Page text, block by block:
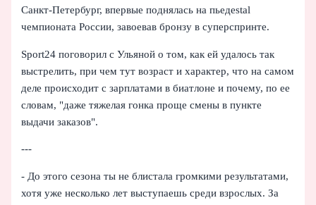
Санкт‑Петербург, впервые поднялась на пьедestal
чемпионата России, завоевав бронзу в суперспринте.
Sport24 поговорил с Ульяной о том, как ей удалось так
выстрелить, при чем тут возраст и характер, что на самом
деле происходит с зарплатами в биатлоне и почему, по ее
словам, "даже тяжелая гонка проще смены в пункте
выдачи заказов".
---
- До этого сезона ты не блистала громкими результатами,
хотя уже несколько лет выступаешь среди взрослых. За